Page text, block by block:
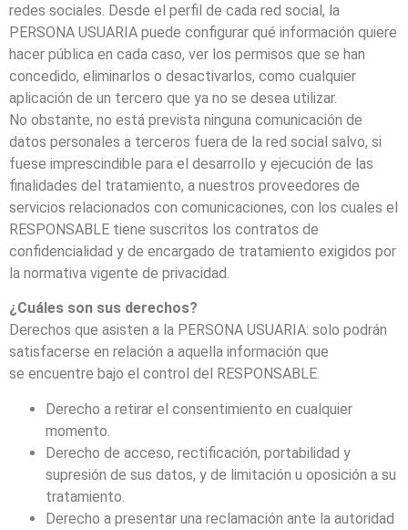
redes sociales. Desde el perfil de cada red social, la
PERSONA USUARIA puede configurar qué información quiere
hacer pública en cada caso, ver los permisos que se han
concedido, eliminarlos o desactivarlos, como cualquier
aplicación de un tercero que ya no se desea utilizar.
No obstante, no está prevista ninguna comunicación de
datos personales a terceros fuera de la red social salvo, si
fuese imprescindible para el desarrollo y ejecución de las
finalidades del tratamiento, a nuestros proveedores de
servicios relacionados con comunicaciones, con los cuales el
RESPONSABLE tiene suscritos los contratos de
confidencialidad y de encargado de tratamiento exigidos por
la normativa vigente de privacidad.
¿Cuáles son sus derechos?
Derechos que asisten a la PERSONA USUARIA: solo podrán
satisfacerse en relación a aquella información que
se encuentre bajo el control del RESPONSABLE.
Derecho a retirar el consentimiento en cualquier
momento.
Derecho de acceso, rectificación, portabilidad y
supresión de sus datos, y de limitación u oposición a su
tratamiento.
Derecho a presentar una reclamación ante la autoridad